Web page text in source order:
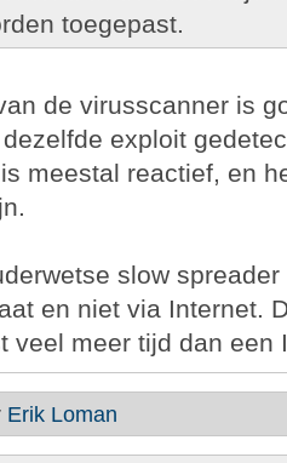
toegepast.
de virusscanner is
exploit
meestal reactief, en
slow
en niet via Internet.
veel meer tijd dan een
Erik Loman